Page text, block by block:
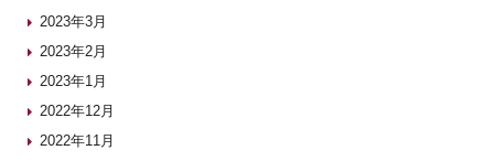
2023年3月
2023年2月
2023年1月
2022年12月
2022年11月